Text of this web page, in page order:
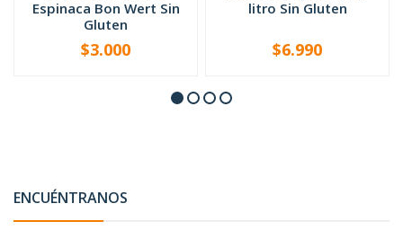
Espinaca Bon Wert Sin
Gluten
+
$3.000
litro Sin Gluten
+
$6.990
ENCUÉNTRANOS